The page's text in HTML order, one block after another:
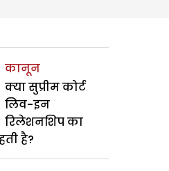
कानून
क्या सुप्रीम कोर्ट
लिव-इन
रिलेशनशिप का
है?